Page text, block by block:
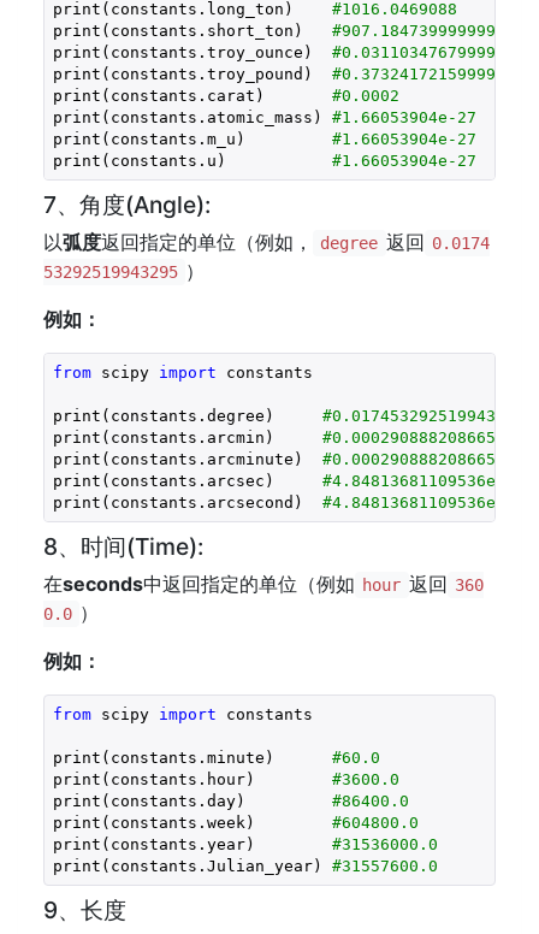
print(constants.long_ton) #1016.0469088
print(constants.short_ton) #907.1847399999999
print(constants.troy_ounce) #0.031103476799999998
print(constants.troy_pound) #0.37324172159999996
print(constants.carat) #0.0002
print(constants.atomic_mass) #1.66053904e-27
print(constants.m_u) #1.66053904e-27
print(constants.u) #1.66053904e-27
7、角度(Angle):
以弧度返回指定的单位（例如， degree 返回 0.0174
53292519943295 ）
例如：
from scipy import constants
print(constants.degree) #0.017453292519943295
print(constants.arcmin) #0.0002908882086657216
print(constants.arcminute) #0.0002908882086657216
print(constants.arcsec) #4.84813681109536e-06
print(constants.arcsecond) #4.84813681109536e-06
8、时间(Time):
在seconds中返回指定的单位（例如 hour 返回 360
0.0 ）
例如：
from scipy import constants
print(constants.minute) #60.0
print(constants.hour) #3600.0
print(constants.day) #86400.0
print(constants.week) #604800.0
print(constants.year) #31536000.0
print(constants.Julian_year) #31557600.0
9、长度